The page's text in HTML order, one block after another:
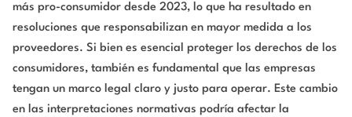
más pro-consumidor desde 2023, lo que ha resultado en
resoluciones que responsabilizan en mayor medida a los
proveedores. Si bien es esencial proteger los derechos de los
consumidores, también es fundamental que las empresas
tengan un marco legal claro y justo para operar. Este cambio
en las interpretaciones normativas podría afectar la